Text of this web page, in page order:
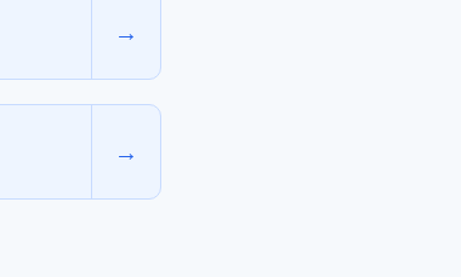
→
→